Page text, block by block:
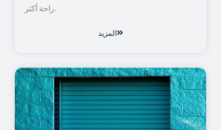
راحة أكثر.
المزيد